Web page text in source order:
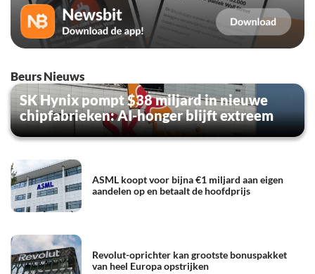
Beurs Nieuws
SK Hynix pompt $38 miljard in nieuwe
chipfabrieken: AI-honger blijft extreem
ASML koopt voor bijna €1 miljard aan eigen
aandelen op en betaalt de hoofdprijs
Revolut-oprichter kan grootste bonuspakket
van heel Europa opstrijken